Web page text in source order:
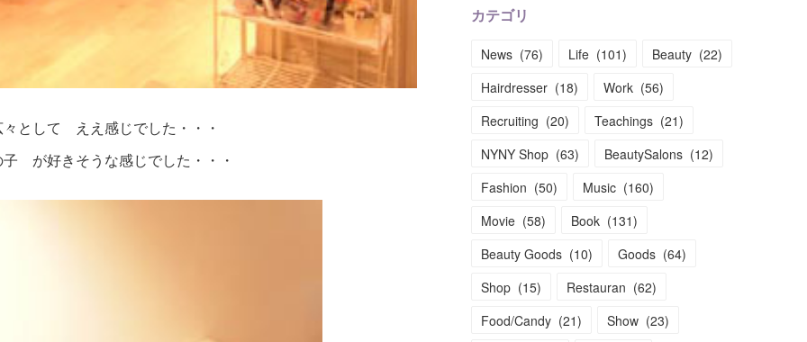
として ええ感じでした・・・
が好きそうな感じでした・・・
カテゴリ
News (76) Life (101) Beauty (22)
Hairdresser (18) Work (56)
Recruiting (20) Teachings (21)
NYNY Shop (63) BeautySalons (12)
Fashion (50) Music (160)
Movie (58) Book (131)
Beauty Goods (10) Goods (64)
Shop (15) Restauran (62)
Food/Candy (21) Show (23)